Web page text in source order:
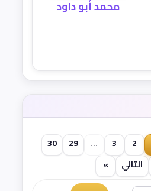
محمد أبو داود
2
3
...
29
30
التالي
»